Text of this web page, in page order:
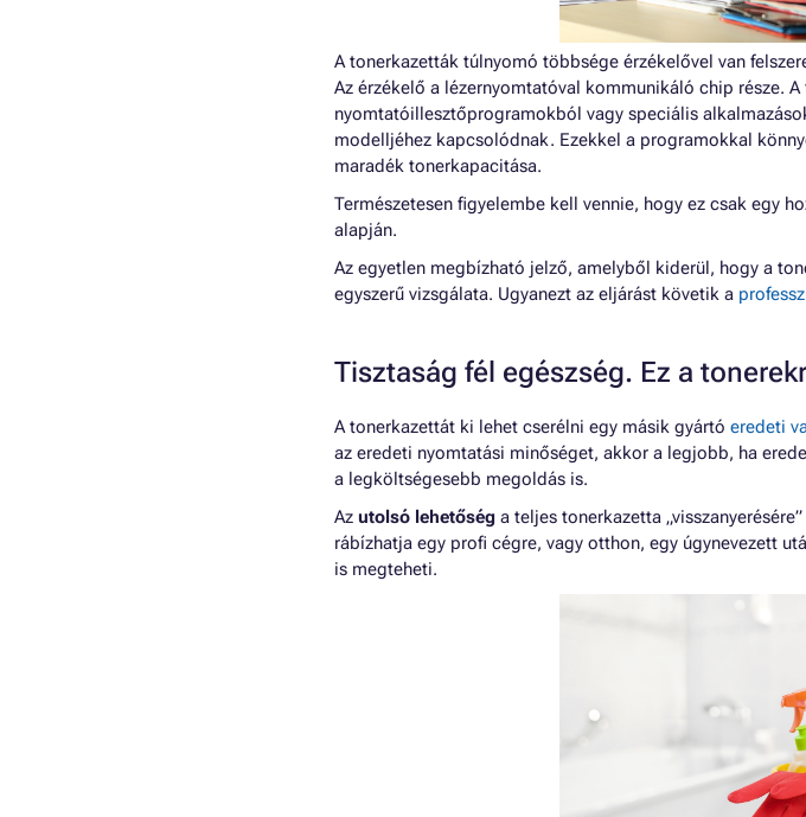
A tonerkazetták túlnyomó többsége érzékelővel van
Az érzékelő a lézernyomtatóval kommunikáló chip része.
nyomtatóillesztőprogramokból vagy speciális
modelljéhez kapcsolódnak. Ezekkel a programokkal
maradék tonerkapacitása.
Természetesen figyelembe kell vennie, hogy ez csak egy
alapján.
Az egyetlen megbízható jelző, amelyből kiderül, hogy a
egyszerű vizsgálata. Ugyanezt az eljárást követik a
Tisztaság fél egészség. Ez a
A tonerkazettát ki lehet cserélni egy másik gyártó eredeti
az eredeti nyomtatási minőséget, akkor a legjobb, ha
a legköltségesebb megoldás is.
Az utolsó lehetőség a teljes tonerkazetta „visszanyerésére”
rábízhatja egy profi cégre, vagy otthon, egy úgynevezett
is megteheti.